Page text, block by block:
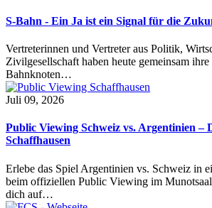
S-Bahn - Ein Ja ist ein Signal für die
Vertreterinnen und Vertreter aus Politik,
Zivilgesellschaft haben heute gemeinsam
Bahnknoten…
Juli 09, 2026
Public Viewing Schweiz vs. Argentinien –
Schaffhausen
Erlebe das Spiel Argentinien vs. Schweiz in
beim offiziellen Public Viewing im
dich auf…